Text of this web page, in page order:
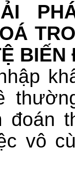
BIẾN
đoán
vô